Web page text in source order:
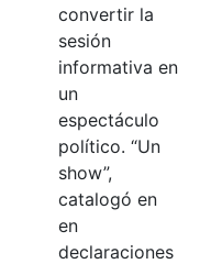
convertir la
sesión
informativa en
un
espectáculo
político. “Un
show”,
catalogó en
en
declaraciones